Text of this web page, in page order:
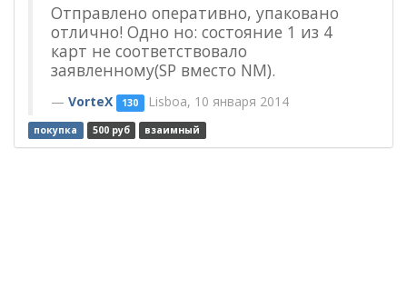
Отправлено оперативно, упаковано
отлично! Одно но: состояние 1 из 4
карт не соответствовало
заявленному(SP вместо NM).
VorteX 130 Lisboa, 10 января 2014
покупка 500 руб взаимный